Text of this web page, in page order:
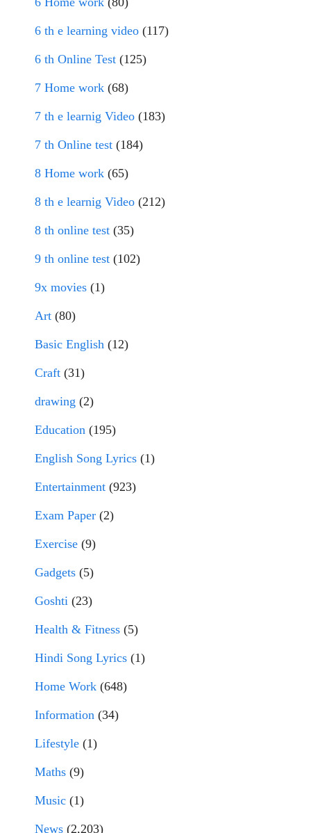
6 th e learning video (117)
6 th Online Test (125)
7 Home work (68)
7 th e learnig Video (183)
7 th Online test (184)
8 Home work (65)
8 th e learnig Video (212)
8 th online test (35)
9 th online test (102)
9x movies (1)
Art (80)
Basic English (12)
Craft (31)
drawing (2)
Education (195)
English Song Lyrics (1)
Entertainment (923)
Exam Paper (2)
Exercise (9)
Gadgets (5)
Goshti (23)
Health & Fitness (5)
Hindi Song Lyrics (1)
Home Work (648)
Information (34)
Lifestyle (1)
Maths (9)
Music (1)
News (2,203)